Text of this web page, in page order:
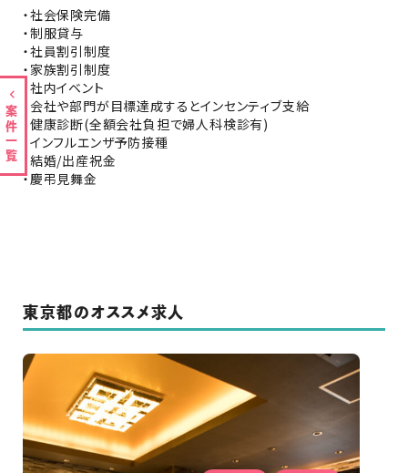
案件一覧
・社会保険完備
・制服貸与
・社員割引制度
・家族割引制度
・社内イベント
・会社や部門が目標達成するとインセンティブ支給
・健康診断(全額会社負担で婦人科検診有)
・インフルエンザ予防接種
・結婚/出産祝金
・慶弔見舞金
東京都のオススメ求人